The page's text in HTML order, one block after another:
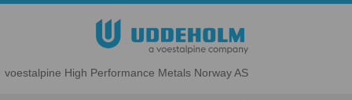
voestalpine High Performance Metals Norway AS